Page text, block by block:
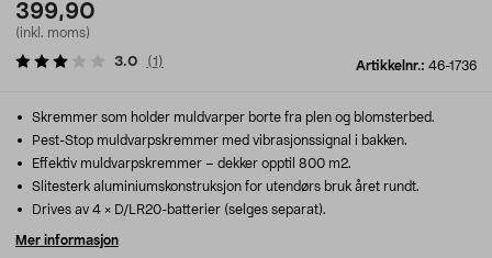
399,90
(inkl. moms)
Artikkelnr.: 46-1736
3.0 (1 )
Skremmer som holder muldvarper borte fra plen og blomsterbed.
Pest-Stop muldvarpskremmer med vibrasjonssignal i bakken.
Effektiv muldvarpskremmer – dekker opptil 800 m2.
Slitesterk aluminiumskonstruksjon for utendørs bruk året rundt.
Drives av 4 × D/LR20-batterier (selges separat).
Mer informasjon